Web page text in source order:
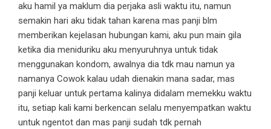
aku hamil ya maklum dia perjaka asli waktu itu, namun
semakin hari aku tidak tahan karena mas panji blm
memberikan kejelasan hubungan kami, aku pun main gila
ketika dia meniduriku aku menyuruhnya untuk tidak
menggunakan kondom, awalnya dia tdk mau namun ya
namanya Cowok kalau udah dienakin mana sadar, mas
panji keluar untuk pertama kalinya didalam memekku waktu
itu, setiap kali kami berkencan selalu menyempatkan waktu
untuk ngentot dan mas panji sudah tdk pernah